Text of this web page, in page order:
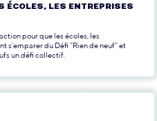
ÉCOLES, LES ENTREPRISES
pour que les écoles, les
s’emparer du Défi “Rien de neuf” et
un défi collectif.